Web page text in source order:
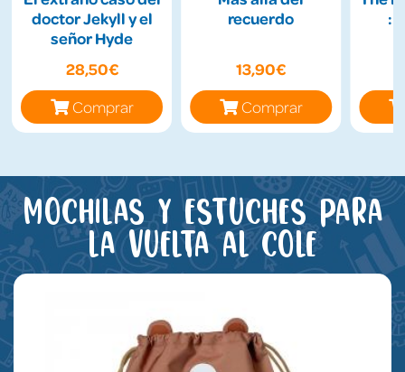
doctor Jekyll y el
señor Hyde
28,50€
Comprar
recuerdo
13,90€
Comprar
:
Mochilas y estuches para
la vuelta al cole